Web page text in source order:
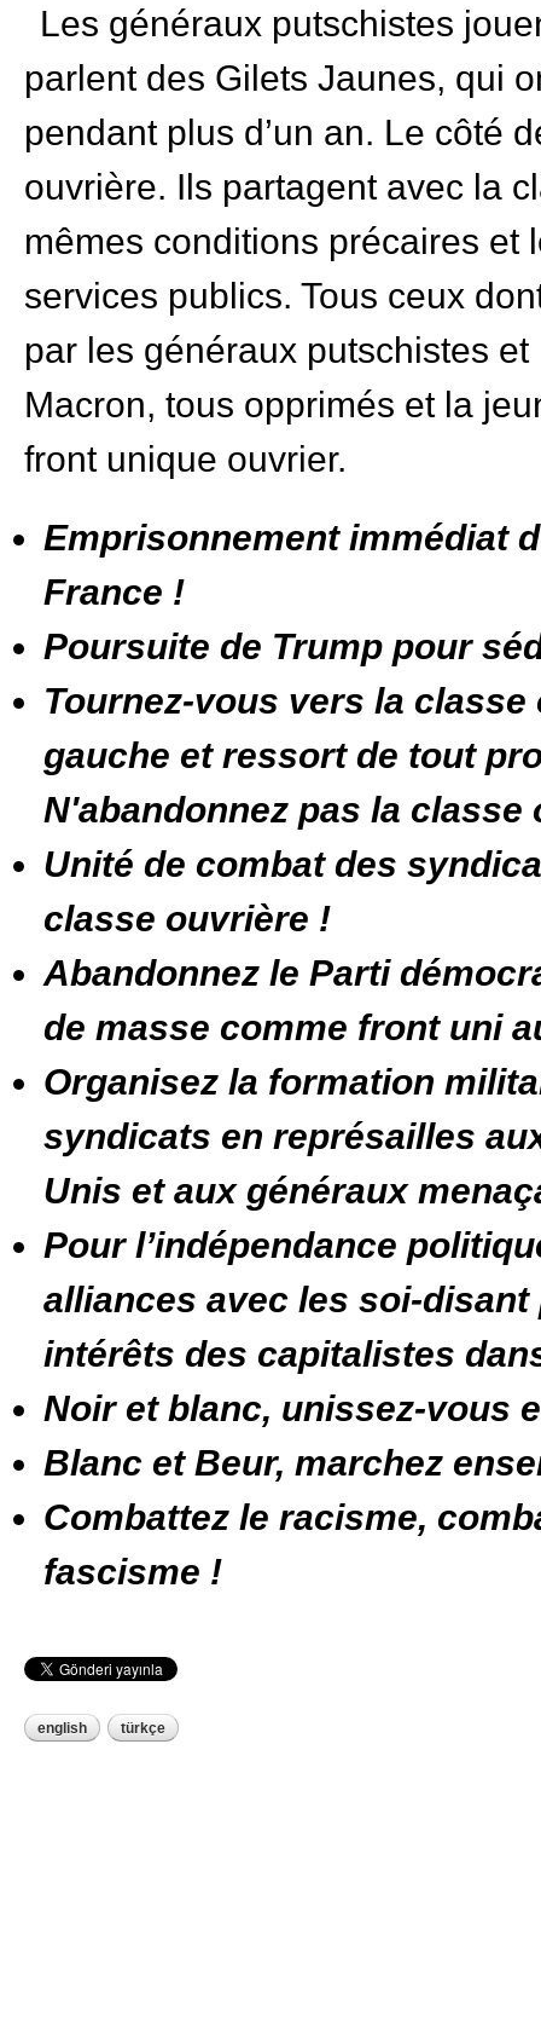
Les généraux putschistes
parlent des Gilets Jaunes, qui
pendant plus d’un an. Le côté
ouvrière. Ils partagent avec la
mêmes conditions précaires et
services publics. Tous ceux
par les généraux putschistes
Macron, tous opprimés et la
front unique ouvrier.
Emprisonnement immédiat
France !
Poursuite de Trump pour
Tournez-vous vers la
gauche et ressort de tout
N'abandonnez pas la
Unité de combat des
classe ouvrière !
Abandonnez le Parti
de masse comme front uni
Organisez la formation
syndicats en représailles
Unis et aux généraux
Pour l’indépendance
alliances avec les soi-
intérêts des capitalistes
Noir et blanc, unissez-vous
Blanc et Beur, marchez
Combattez le racisme,
fascisme !
english türkçe